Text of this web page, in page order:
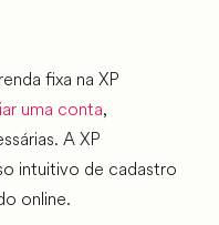
fixa na XP
uma conta,
A XP
intuitivo de cadastro
online.